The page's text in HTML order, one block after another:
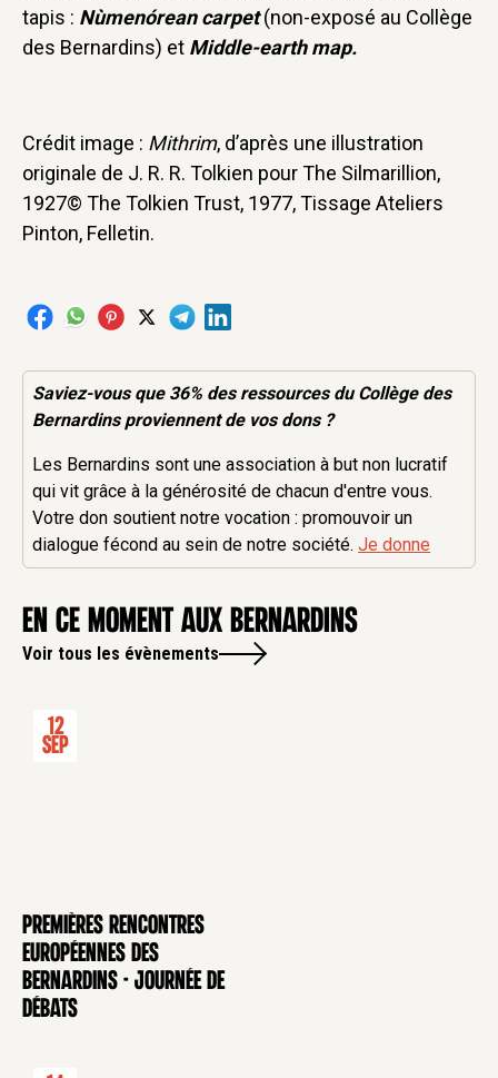
tapis : Nùmenórean carpet(non-exposé au Collège
des Bernardins) et Middle-earth map.
Crédit image : Mithrim, d’après une illustration
originale de J. R. R. Tolkien pour The Silmarillion,
1927© The Tolkien Trust, 1977, Tissage Ateliers
Pinton, Felletin.
Saviez-vous que 36% desressourcesdu Collège des
Bernardins proviennent de vos dons ?
Les Bernardins sont une association à but non lucratif
qui vit grâce à la générosité de chacun d'entre vous.
Votre don soutient notre vocation : promouvoir un
dialogue fécond au sein de notre société.Je donne
en ce moment aux Bernardins
Voir tous les évènements
CONFÉRENCE
12
Sep
Premières rencontres
européennes des
Bernardins - Journée de
débats